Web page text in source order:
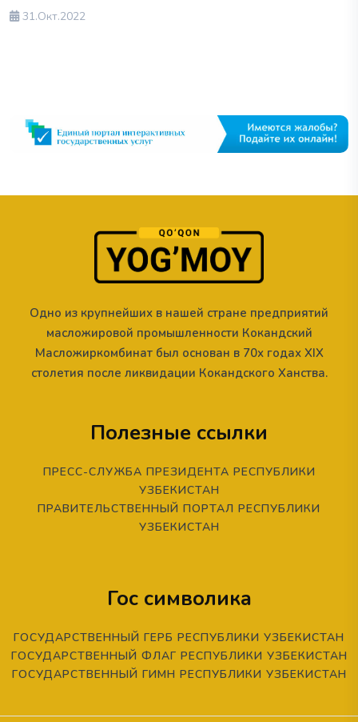
31.Окт.2022
Одно из крупнейших в нашей стране предприятий
масложировой промышленности Кокандский
Масложиркомбинат был основан в 70х годах XIX
столетия после ликвидации Кокандского Ханства.
Полезные ссылки
ПРЕСС-СЛУЖБА ПРЕЗИДЕНТА РЕСПУБЛИКИ
УЗБЕКИСТАН
ПРАВИТЕЛЬСТВЕННЫЙ ПОРТАЛ РЕСПУБЛИКИ
УЗБЕКИСТАН
Гос символика
ГОСУДАРСТВЕННЫЙ ГЕРБ РЕСПУБЛИКИ УЗБЕКИСТАН
ГОСУДАРСТВЕННЫЙ ФЛАГ РЕСПУБЛИКИ УЗБЕКИСТАН
ГОСУДАРСТВЕННЫЙ ГИМН РЕСПУБЛИКИ УЗБЕКИСТАН